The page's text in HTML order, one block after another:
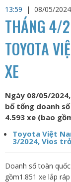
13:59
| 08/05/2024
THÁNG 4/
TOYOTA
XE
Ngày 08/05/
bố tổng doanh
4.593 xe (bao
Toyota Việt
3/2024, Vios
Doanh số toàn
gồm1.851 xe lắp